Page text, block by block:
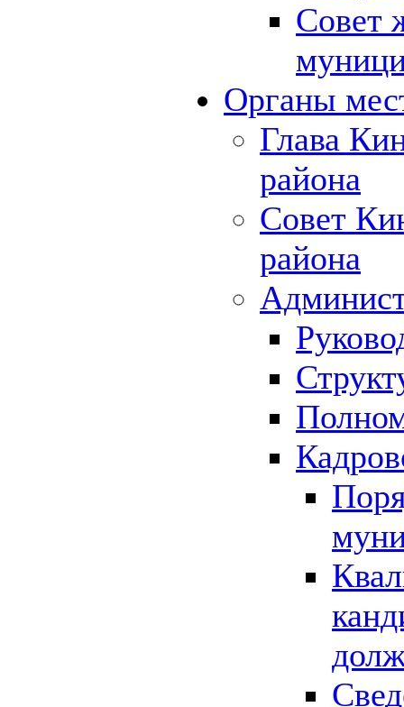
Совет
Органы
Глава
района
Совет
района